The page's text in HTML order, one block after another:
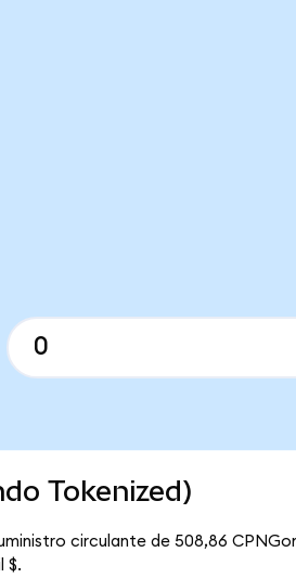
Tokenized)
circulante de 508,86
$.